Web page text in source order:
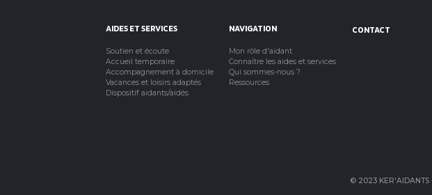
AIDES ET SERVICES
Soutien et écoute
Accueil temporaire
Accompagnement à domicile
Vacances et loisirs adaptés
Dispositif aidants/aidés
NAVIGATION
Mon rôle d'aidant
Connaître les aides et services
Qui sommes-nous ?
Ressources
CONTACT
© 2023